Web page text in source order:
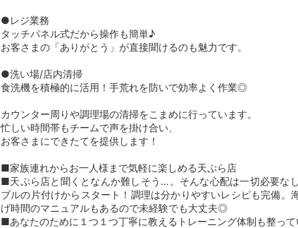
●レジ業務
タッチパネル式だから操作も簡単♪
お客さまの「ありがとう」が直接聞けるのも魅力です。
●洗い場/店内清掃
食洗機を積極的に活用！手荒れを防いで効率よく作業◎
カウンター周りや調理場の清掃をこまめに行っています。
忙しい時間帯もチームで声を掛け合い、
お客さまにできたてを提供します！
■家族連れからお一人様まで気軽に楽しめる天ぷら店
■天ぷら店と聞くとなんか難しそう…。そんな心配は一切必要な
ブルの片付けからスタート！調理は分かりやすいレシピも完備。
げ時間のマニュアルもあるので未経験でも大丈夫◎
■あなたのために１つ１つ丁寧に教えるトレーニング体制も整っ